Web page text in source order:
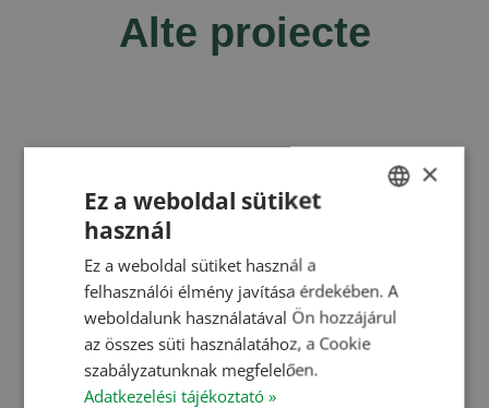
Alte proiecte
ROMANIAN
CROATIAN
×
Ez a weboldal sütiket
használ
Ez a weboldal sütiket használ a
felhasználói élmény javítása érdekében. A
weboldalunk használatával Ön hozzájárul
az összes süti használatához, a Cookie
szabályzatunknak megfelelően.
Adatkezelési tájékoztató »